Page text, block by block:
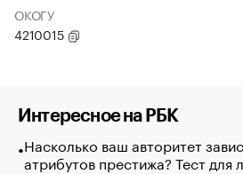
ОКОГУ
4210015
Интересное на РБК
Насколько ваш авторитет
атрибутов престижа? Тест для